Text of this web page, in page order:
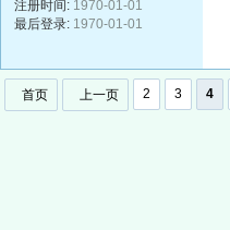
注册时间: 1970-01-01
最后登录: 1970-01-01
首页 上一页 2 3 4